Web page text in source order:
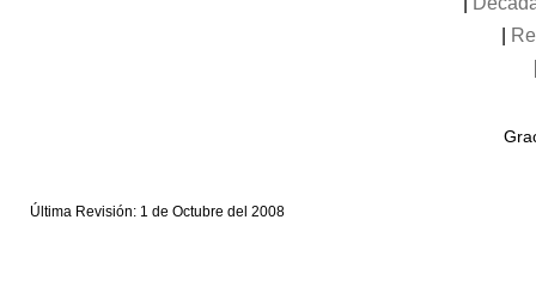
Última Revisión: 1 de Octubre del 2008